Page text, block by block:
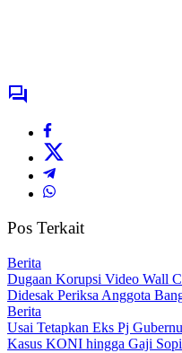
Pos Terkait
Berita
Dugaan Korupsi Video Wall
Didesak Periksa Anggota
Berita
Usai Tetapkan Eks Pj
Kasus KONI hingga Gaji